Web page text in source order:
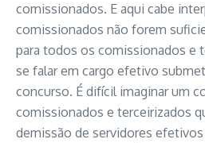
comissionados. E aqui cabe
comissionados não forem
para todos os comissionados e
se falar em cargo efetivo
concurso. É difícil imaginar um
comissionados e terceirizados
demissão de servidores